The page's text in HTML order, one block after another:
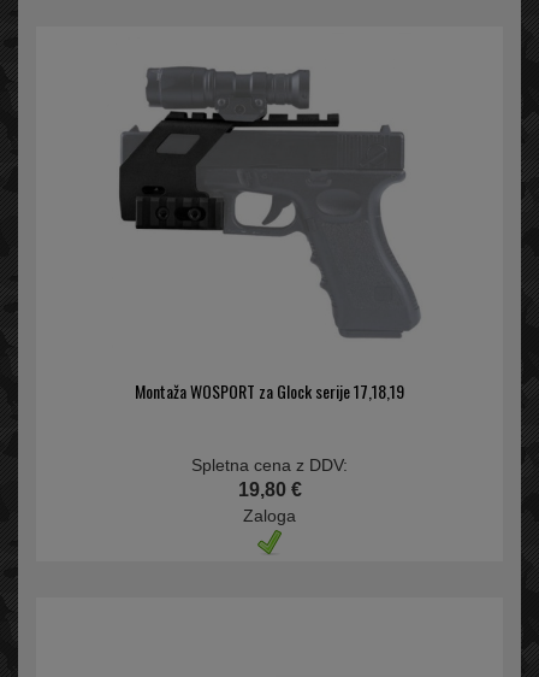
Montaža WOSPORT za Glock serije 17,18,19
Spletna cena z DDV:
19,80 €
Zaloga